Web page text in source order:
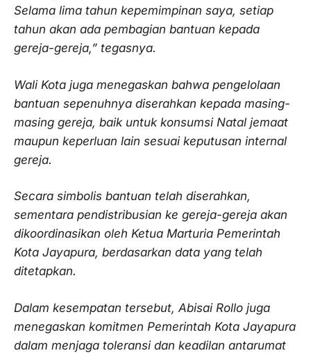
Selama lima tahun kepemimpinan saya, setiap
tahun akan ada pembagian bantuan kepada
gereja-gereja,” tegasnya.
Wali Kota juga menegaskan bahwa pengelolaan
bantuan sepenuhnya diserahkan kepada masing-
masing gereja, baik untuk konsumsi Natal jemaat
maupun keperluan lain sesuai keputusan internal
gereja.
Secara simbolis bantuan telah diserahkan,
sementara pendistribusian ke gereja-gereja akan
dikoordinasikan oleh Ketua Marturia Pemerintah
Kota Jayapura, berdasarkan data yang telah
ditetapkan.
Dalam kesempatan tersebut, Abisai Rollo juga
menegaskan komitmen Pemerintah Kota Jayapura
dalam menjaga toleransi dan keadilan antarumat